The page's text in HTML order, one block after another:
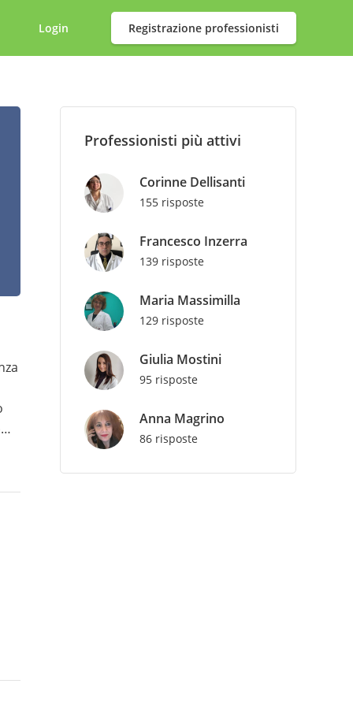
Login Registrazione professionisti
i
Professionisti più attivi
Corinne Dellisanti
155 risposte
Francesco Inzerra
139 risposte
Maria Massimilla
129 risposte
Giulia Mostini
95 risposte
Anna Magrino
86 risposte